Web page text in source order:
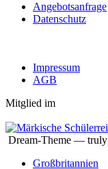
Angebotsanfrage
Datenschutz
Impressum
AGB
Mitglied im
Dream-Theme — truly
Großbritannien